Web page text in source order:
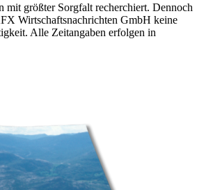
mit größter Sorgfalt recherchiert. Dennoch
Wirtschaftsnachrichten GmbH keine
Alle Zeitangaben erfolgen in